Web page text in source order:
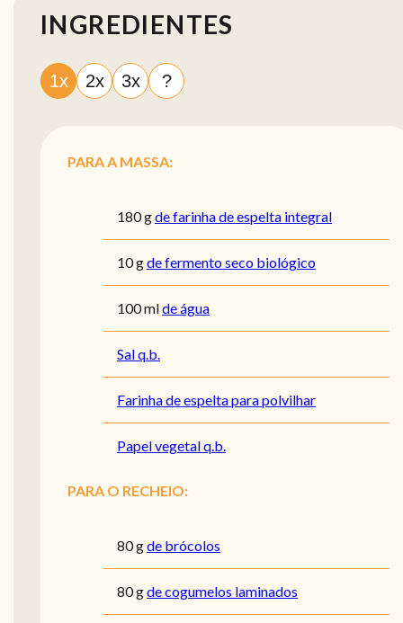
INGREDIENTES
1x 2x 3x ?
PARA A MASSA:
180gde farinha de espelta integral
10gde fermento seco biológico
100mlde água
Sal q.b.
Farinha de espelta para polvilhar
Papel vegetal q.b.
PARA O RECHEIO:
80gde brócolos
80gde cogumelos laminados